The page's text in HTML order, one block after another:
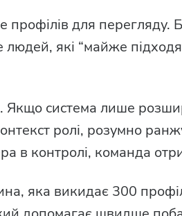
профілів для перегляду.
які “майже
Якщо система лише
ролі, розумно
в контролі, команда
яка викидає 300